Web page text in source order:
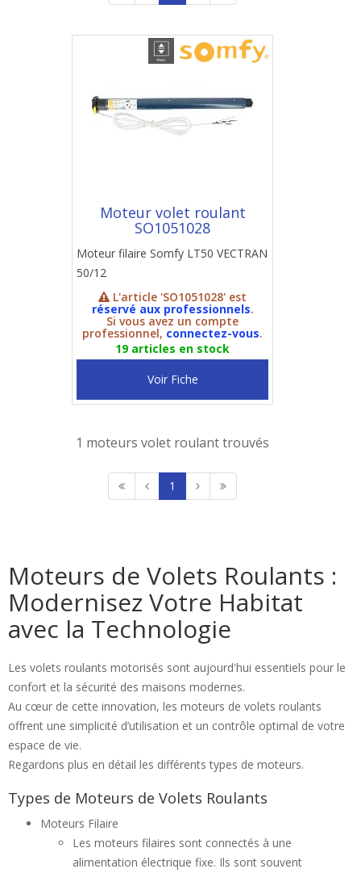
Moteur volet roulant
SO1051028
Moteur filaire Somfy LT50 VECTRAN
50/12
L'article 'SO1051028' est
réservé aux professionnels.
Si vous avez un compte
professionnel, connectez-vous.
19 articles en stock
Voir Fiche
1 moteurs volet roulant trouvés
1
Moteurs de Volets Roulants :
Modernisez Votre Habitat
avec la Technologie
Les volets roulants motorisés sont aujourd'hui essentiels pour le
confort et la sécurité des maisons modernes.
Au cœur de cette innovation, les moteurs de volets roulants
offrent une simplicité d’utilisation et un contrôle optimal de votre
espace de vie.
Regardons plus en détail les différents types de moteurs.
Types de Moteurs de Volets Roulants
Moteurs Filaire
Les moteurs filaires sont connectés à une
alimentation électrique fixe. Ils sont souvent